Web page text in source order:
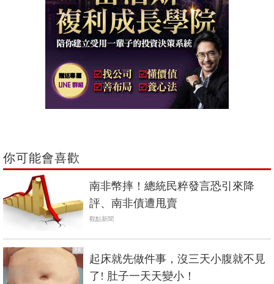
你可能會喜歡
南非幣摔！總統民粹發言恐引來降
評、南非債遭甩賣
觀點新聞
PR
起床就先做件事，沒三天小腹就不見
了! 肚子一天天變小！